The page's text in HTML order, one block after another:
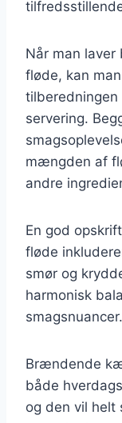
Når man
fløde, kan
tilberedningen
servering.
mængden af
andre
En god
fløde
smør og
harmonisk
smagsnuancer.
Brændende
både
og den vil